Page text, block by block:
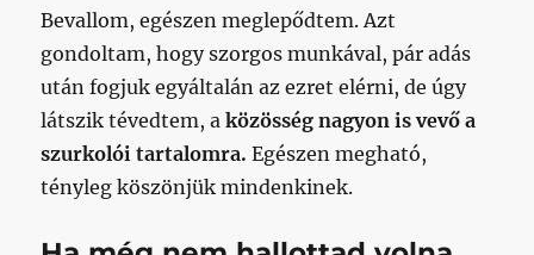
Bevallom, egészen meglepődtem. Azt
gondoltam, hogy szorgos munkával, pár adás
után fogjuk egyáltalán az ezret elérni, de úgy
látszik tévedtem, aközösség nagyon is vevő a
szurkolói tartalomra. Egészen megható,
tényleg köszönjük mindenkinek.